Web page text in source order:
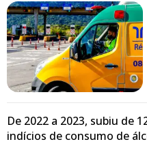
De 2022 a 2023, subiu de
indícios de consumo de